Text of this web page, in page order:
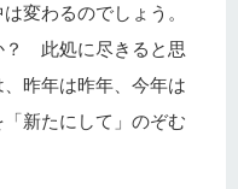
変わるのでしょう。
？ 此処に尽きると思
昨年は昨年、今年は
新たにして」のぞむ